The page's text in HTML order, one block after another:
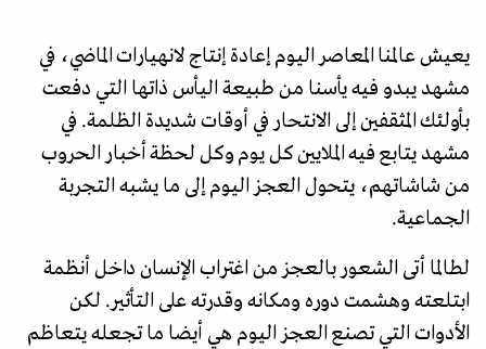
يعيش عالمنا المعاصر اليوم إعادة إنتاج لانهيارات الماضي، في
مشهد يبدو فيه يأسنا من طبيعة اليأس ذاتها التي دفعت
بأولئك المثقفين إلى الانتحار في أوقات شديدة الظلمة. في
مشهد يتابع فيه الملايين كل يوم وكل لحظة أخبار الحروب
من شاشاتهم، يتحول العجز اليوم إلى ما يشبه التجربة
الجماعية.
لطالما أتى الشعور بالعجز من اغتراب الإنسان داخل أنظمة
ابتلعته وهشمت دوره ومكانه وقدرته على التأثير. لكن
الأدوات التي تصنع العجز اليوم هي أيضا ما تجعله يتعاظم